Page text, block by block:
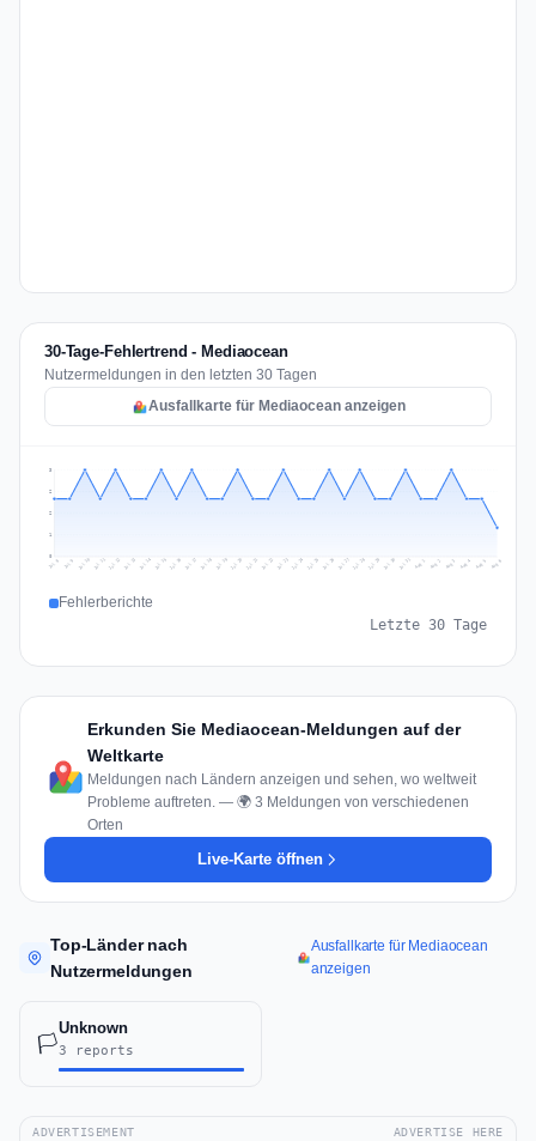
30-Tage-Fehlertrend - Mediaocean
Nutzermeldungen in den letzten 30 Tagen
Ausfallkarte für Mediaocean anzeigen
1
2
2
3
Jul 8 Jul 9 Jul 10 Jul 11 Jul 12 Jul 13 Jul 14 Jul 15 Jul 16 Jul 17 Jul 18 Jul 19 Jul 20 Jul 21 Jul 22 Jul 23 Jul 24 Jul 25 Jul 26 Jul 27 Jul 28 Jul 29 Jul 30 Jul 31 Aug 1 Aug 2 Aug 3 Aug 4 Aug 5 Aug 6
Fehlerberichte
Letzte 30 Tage
Erkunden Sie Mediaocean-Meldungen auf der
Weltkarte
Meldungen nach Ländern anzeigen und sehen, wo weltweit
Probleme auftreten. — 🌍 3 Meldungen von verschiedenen
Orten
Live-Karte öffnen
Top-Länder nach
Nutzermeldungen
Ausfallkarte für Mediaocean
anzeigen
🏳️
Unknown
3 reports
ADVERTISEMENT ADVERTISE HERE